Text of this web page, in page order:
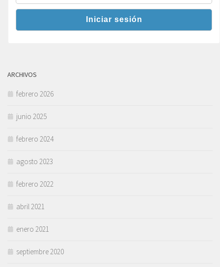
ARCHIVOS
febrero 2026
junio 2025
febrero 2024
agosto 2023
febrero 2022
abril 2021
enero 2021
septiembre 2020